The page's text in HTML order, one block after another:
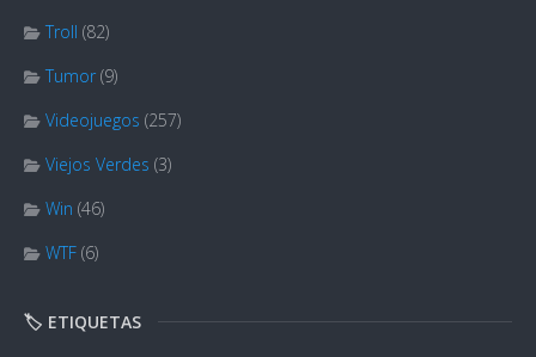
Troll (82)
Tumor (9)
Videojuegos (257)
Viejos Verdes (3)
Win (46)
WTF (6)
🏷️ ETIQUETAS